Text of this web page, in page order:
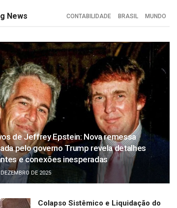
News CONTABILIDADE BRASIL MUNDO
de Jeffrey Epstein: Nova remessa
pelo governo Trump revela detalhes
e conexões inesperadas
DE 2025
Colapso Sistêmico e Liquidação do